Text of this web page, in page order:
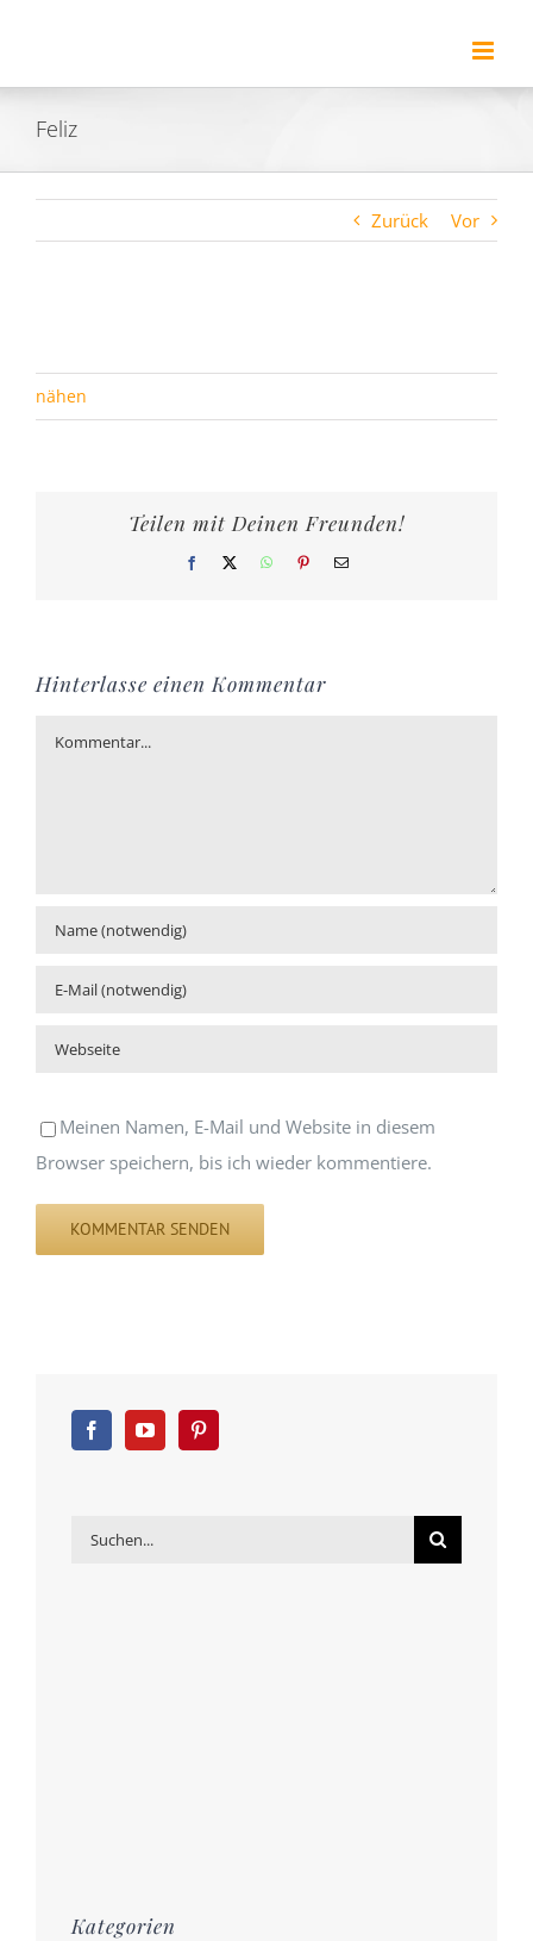
springen
Feliz
Zurück Vor
nähen
Teilen mit Deinen Freunden!
Facebook WhatsAppPinterestE-
Hinterlasse einen Kommentar
Kommentar
Meinen Namen, E-Mail und Website in diesem
Browser speichern, bis ich wieder kommentiere.
Suche
Kategorien